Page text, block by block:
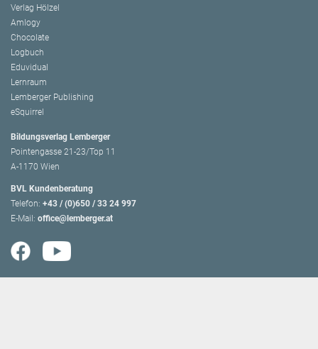
Verlag Hölzel
Amlogy
Chocolate
Logbuch
Eduvidual
Lernraum
Lemberger Publishing
eSquirrel
Bildungsverlag Lemberger
Pointengasse 21-23/Top 11
A-1170 Wien
BVL Kundenberatung
Telefon: +43 / (0)650 / 33 24 997
E-Mail: office@lemberger.at